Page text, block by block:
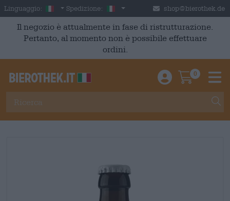
Skip to main content
Linguaggio: Italian
Spedizione: Italia shop@bierothek.de
Il negozio è attualmente in fase di ristrutturazione.
Pertanto, al momento non è possibile effettuare
ordini.
Einloggen /
0